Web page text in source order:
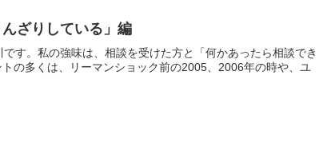
ざりしている」編
す。私の強味は、相談を受けた方と「何かあったら相談でき
の多くは、リーマンショック前の2005、2006年の時や、ユ